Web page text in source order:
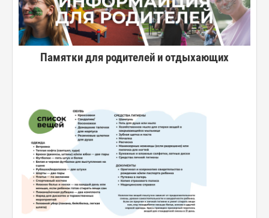
Памятки для родителей и отдыхающих